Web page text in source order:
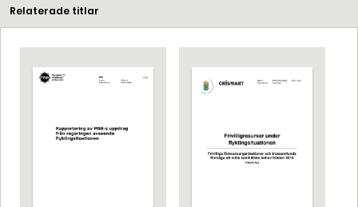
Relaterade titlar